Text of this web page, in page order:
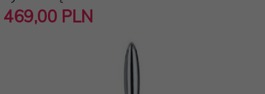
469,00 PLN